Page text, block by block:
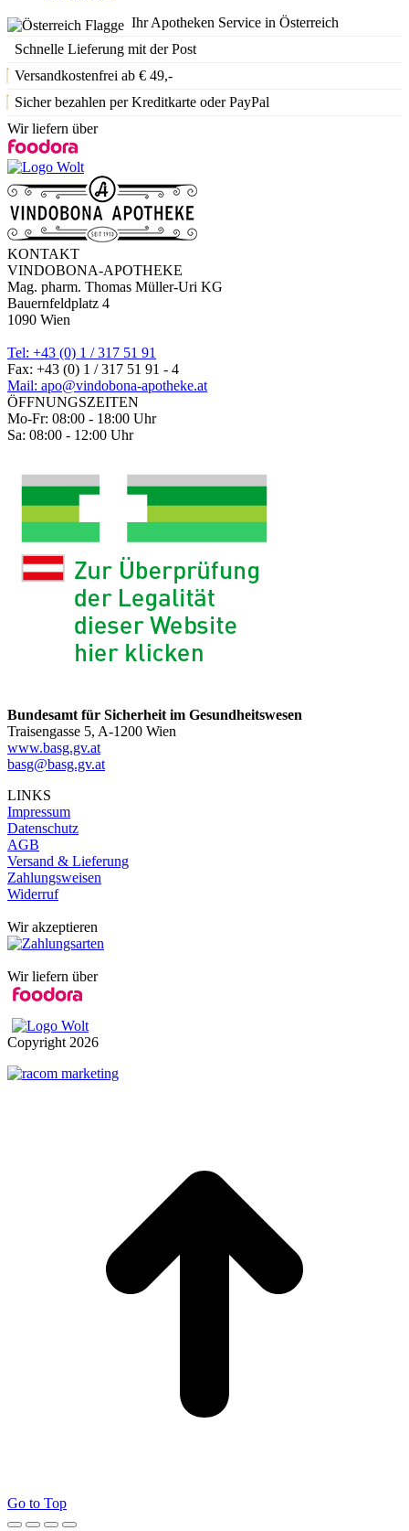
Ihr Apotheken Service in Österreich
Schnelle Lieferung mit der Post
Versandkostenfrei ab € 49,-
Sicher bezahlen per Kreditkarte oder PayPal
Wir liefern über
KONTAKT
VINDOBONA-APOTHEKE
Mag. pharm. Thomas Müller-Uri KG
Bauernfeldplatz 4
1090 Wien
Tel: +43 (0) 1 / 317 51 91
Fax: +43 (0) 1 / 317 51 91 - 4
Mail: apo@vindobona-apotheke.at
ÖFFNUNGSZEITEN
Mo-Fr: 08:00 - 18:00 Uhr
Sa: 08:00 - 12:00 Uhr
Bundesamt für Sicherheit im Gesundheitswesen
Traisengasse 5, A-1200 Wien
www.basg.gv.at
basg@basg.gv.at
LINKS
Impressum
Datenschutz
AGB
Versand & Lieferung
Zahlungsweisen
Widerruf
Wir akzeptieren
Wir liefern über
Copyright 2026
Go to Top